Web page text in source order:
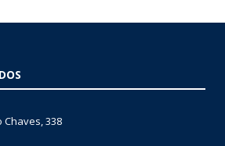
Chaves, 338